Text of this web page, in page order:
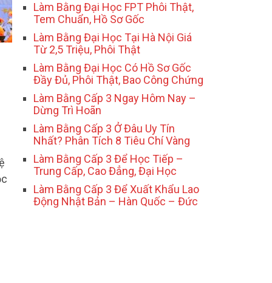
Làm Bằng Đại Học FPT Phôi Thật,
Tem Chuẩn, Hồ Sơ Gốc
Làm Bằng Đại Học Tại Hà Nội Giá
Từ 2,5 Triệu, Phôi Thật
Làm Bằng Đại Học Có Hồ Sơ Gốc
Đầy Đủ, Phôi Thật, Bao Công Chứng
Làm Bằng Cấp 3 Ngay Hôm Nay –
Dừng Trì Hoãn
Làm Bằng Cấp 3 Ở Đâu Uy Tín
Nhất? Phân Tích 8 Tiêu Chí Vàng
Làm Bằng Cấp 3 Để Học Tiếp –
Trung Cấp, Cao Đẳng, Đại Học
Làm Bằng Cấp 3 Để Xuất Khẩu Lao
Động Nhật Bản – Hàn Quốc – Đức